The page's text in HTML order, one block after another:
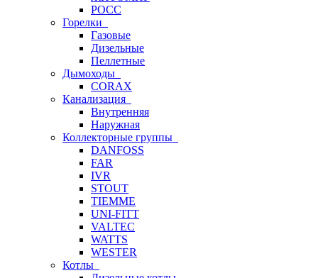
РОСС
Горелки
Газовые
Дизельные
Пеллетные
Дымоходы
CORAX
Канализация
Внутренняя
Наружная
Коллекторные группы
DANFOSS
FAR
IVR
STOUT
TIEMME
UNI-FITT
VALTEC
WATTS
WESTER
Котлы